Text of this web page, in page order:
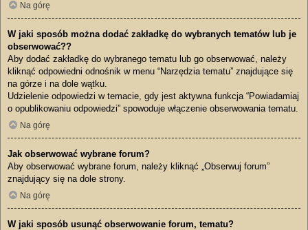
Na górę
W jaki sposób można dodać zakładkę do wybranych tematów lub je
obserwować??
Aby dodać zakładkę do wybranego tematu lub go obserwować, należy
kliknąć odpowiedni odnośnik w menu “Narzędzia tematu” znajdujące się
na górze i na dole wątku.
Udzielenie odpowiedzi w temacie, gdy jest aktywna funkcja “Powiadamiaj
o opublikowaniu odpowiedzi” spowoduje włączenie obserwowania tematu.
Na górę
Jak obserwować wybrane forum?
Aby obserwować wybrane forum, należy kliknąć „Obserwuj forum”
znajdujący się na dole strony.
Na górę
W jaki sposób usunąć obserwowanie forum, tematu?